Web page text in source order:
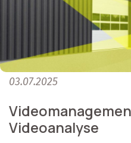
03.07.2025
Videoanalyse